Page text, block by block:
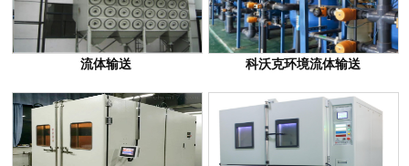
流体输送 科沃克环境流体输送